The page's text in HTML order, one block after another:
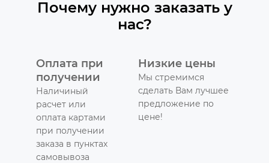
Почему нужно заказать у
нас?
Оплата при
получении
Наличиный
расчет или
оплата картами
при получении
заказа в пунктах
самовывоза
Низкие цены
Мы стремимся
сделать Вам лучшее
предложение по
цене!